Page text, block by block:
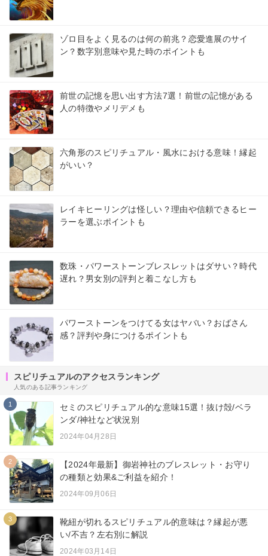
ゾロ目をよく見るのは何の前兆？恋愛進展のサイ
ン？数字別意味や見た時のポイントも
前世の記憶を思い出す方法7選！前世の記憶がある
人の特徴やメリデメも
六角形のスピリチュアル・風水における意味！縁起
がいい？
レイキヒーリングは怪しい？理由や信頼できるヒー
ラーを選ぶポイントも
数珠・パワーストーンブレスレットはダサい？時代
遅れ？男女別の評判と着こなし方も
パワーストーンをつけてる女はヤバい？おばさん
感？評判や身につけるポイントも
スピリチュアルのアクセスランキング
人気のある記事ランキング
1
セミのスピリチュアル的な意味15選！抜け殻/ベラ
ンダ/神社など状況別
2024年04月28日
2
【2024年最新】御岩神社のブレスレット・お守り
の種類と効果&ご利益を紹介！
2024年09月06日
3
靴紐が切れるスピリチュアル的意味は？縁起が悪
い/不吉？左右別に解説
2024年03月14日